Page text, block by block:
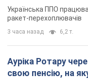
Українська ППО
ракет-перехоплювачів
3 часа назад 6,2 т.
Ауріка Ротару
свою пенсію, на